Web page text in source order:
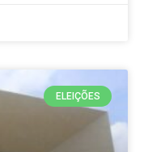
ELEIÇÕES